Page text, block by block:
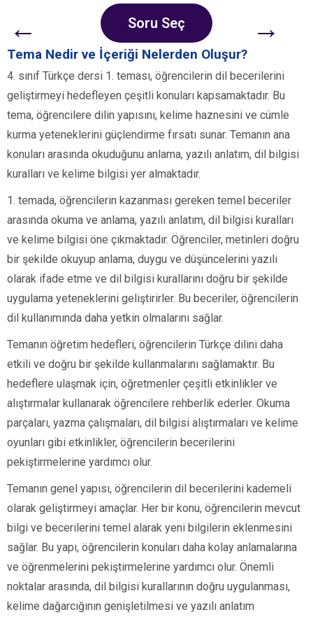
← Soru Seç →
Tema Nedir ve İçeriği Nelerden Oluşur?
4. sınıf Türkçe dersi 1. teması, öğrencilerin dil becerilerini
geliştirmeyi hedefleyen çeşitli konuları kapsamaktadır. Bu
tema, öğrencilere dilin yapısını, kelime haznesini ve cümle
kurma yeteneklerini güçlendirme fırsatı sunar. Temanın ana
konuları arasında okuduğunu anlama, yazılı anlatım, dil bilgisi
kuralları ve kelime bilgisi yer almaktadır.
1. temada, öğrencilerin kazanması gereken temel beceriler
arasında okuma ve anlama, yazılı anlatım, dil bilgisi kuralları
ve kelime bilgisi öne çıkmaktadır. Öğrenciler, metinleri doğru
bir şekilde okuyup anlama, duygu ve düşüncelerini yazılı
olarak ifade etme ve dil bilgisi kurallarını doğru bir şekilde
uygulama yeteneklerini geliştirirler. Bu beceriler, öğrencilerin
dil kullanımında daha yetkin olmalarını sağlar.
Temanın öğretim hedefleri, öğrencilerin Türkçe dilini daha
etkili ve doğru bir şekilde kullanmalarını sağlamaktır. Bu
hedeflere ulaşmak için, öğretmenler çeşitli etkinlikler ve
alıştırmalar kullanarak öğrencilere rehberlik ederler. Okuma
parçaları, yazma çalışmaları, dil bilgisi alıştırmaları ve kelime
oyunları gibi etkinlikler, öğrencilerin becerilerini
pekiştirmelerine yardımcı olur.
Temanın genel yapısı, öğrencilerin dil becerilerini kademeli
olarak geliştirmeyi amaçlar. Her bir konu, öğrencilerin mevcut
bilgi ve becerilerini temel alarak yeni bilgilerin eklenmesini
sağlar. Bu yapı, öğrencilerin konuları daha kolay anlamalarına
ve öğrenmelerini pekiştirmelerine yardımcı olur. Önemli
noktalar arasında, dil bilgisi kurallarının doğru uygulanması,
kelime dağarcığının genişletilmesi ve yazılı anlatım